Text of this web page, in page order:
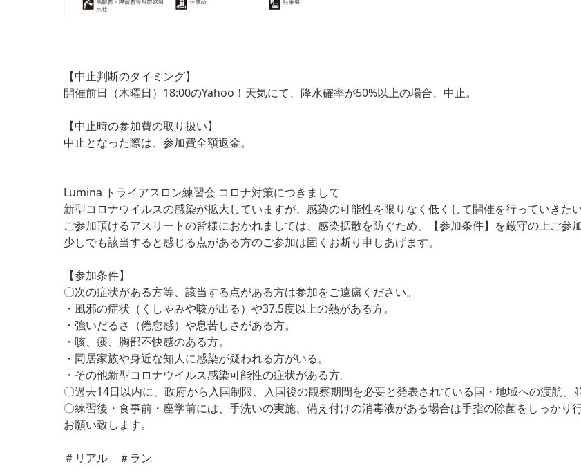
【中止判断のタイミング】
開催前日（木曜日）18:00のYahoo！天気にて、降水確率が50%以上の場合、中止。
【中止時の参加費の取り扱い】
中止となった際は、参加費全額返金。
Lumina トライアスロン練習会 コロナ対策につきまして
新型コロナウイルスの感染が拡大していますが、感染の可能性を限りなく低くして開催を行っていきた
ご参加頂けるアスリートの皆様におかれましては、感染拡散を防ぐため、【参加条件】を厳守の上ご参
少しでも該当すると感じる点がある方のご参加は固くお断り申しあげます。
【参加条件】
〇次の症状がある方等、該当する点がある方は参加をご遠慮ください。
・風邪の症状（くしゃみや咳が出る）や37.5度以上の熱がある方。
・強いだるさ（倦怠感）や息苦しさがある方。
・咳、痰、胸部不快感のある方。
・同居家族や身近な知人に感染が疑われる方がいる。
・その他新型コロナウイルス感染可能性の症状がある方。
〇過去14日以内に、政府から入国制限、入国後の観察期間を必要と発表されている国・地域への渡航、
〇練習後・食事前・座学前には、手洗いの実施、備え付けの消毒液がある場合は手指の除菌をしっか
お願い致します。
＃リアル ＃ラン